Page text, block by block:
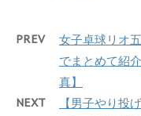
PREV
女子卓球リオ
でまとめて紹
真】
NEXT
【男子やり投